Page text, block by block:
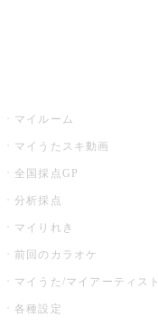
マイルーム
マイうたスキ動画
全国採点GP
分析採点
マイりれき
前回のカラオケ
マイうた/マイアーティスト
各種設定